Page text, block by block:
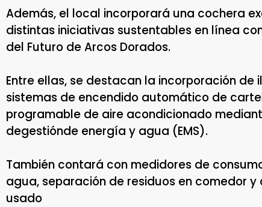
Además, el local incorporará una cochera
distintas iniciativas sustentables en línea
del Futuro de Arcos Dorados.
Entre ellas, se destacan la incorporación de
sistemas de encendido automático de
programable de aire acondicionado
degestiónde energía y agua (EMS).
También contará con medidores de
agua, separación de residuos en comedor
usado